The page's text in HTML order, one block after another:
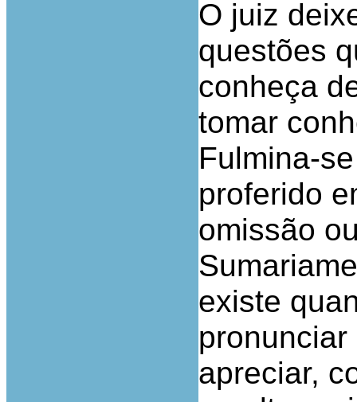
O juiz
questões
conheça
tomar
Fulmina-
proferido
omissão
existe
apreciar,